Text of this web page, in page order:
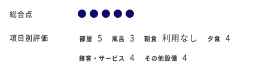
総合点
項目別評価 部屋 5 風呂 3 朝食 利用なし 夕食 4
接客・サービス 4 その他設備 4